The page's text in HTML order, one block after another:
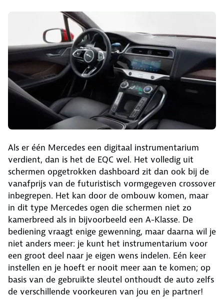
Als er één Mercedes een digitaal instrumentarium
verdient, dan is het de EQC wel. Het volledig uit
schermen opgetrokken dashboard zit dan ook bij de
vanafprijs van de futuristisch vormgegeven crossover
inbegrepen. Het kan door de ombouw komen, maar
in dit type Mercedes ogen die schermen niet zo
kamerbreed als in bijvoorbeeld een A-Klasse. De
bediening vraagt enige gewenning, maar daarna wil je
niet anders meer: je kunt het instrumentarium voor
een groot deel naar je eigen wens indelen. Eén keer
instellen en je hoeft er nooit meer aan te komen; op
basis van de gebruikte sleutel onthoudt de auto zelfs
de verschillende voorkeuren van jou en je partner!